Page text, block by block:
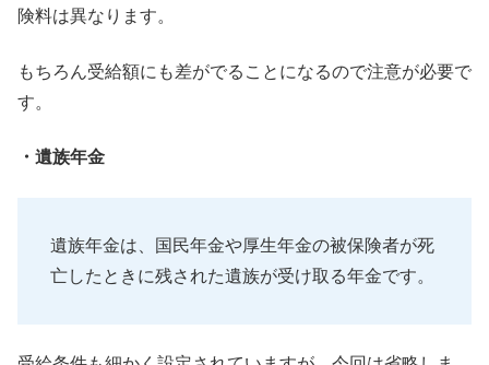
険料は異なります。
もちろん受給額にも差がでることになるので注意が必要で
す。
・遺族年金
遺族年金は、
国民年金や厚生年金の被保険者が死
亡したときに残された遺族が受け取る年金です。